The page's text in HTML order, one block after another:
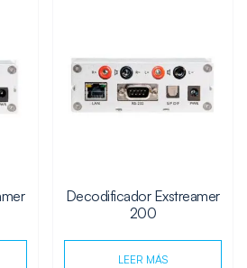
Decodificador Exstreamer
200
LEER MÁS